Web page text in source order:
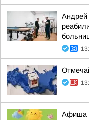
Андрей
Афиша